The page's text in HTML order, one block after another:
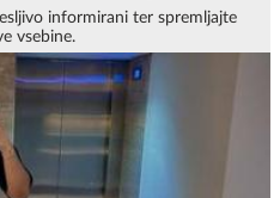
informirani ter spremljajte
vsebine.